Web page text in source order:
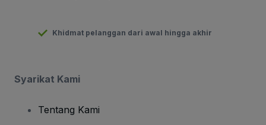
Khidmat pelanggan dari awal hingga akhir
Syarikat Kami
Tentang Kami